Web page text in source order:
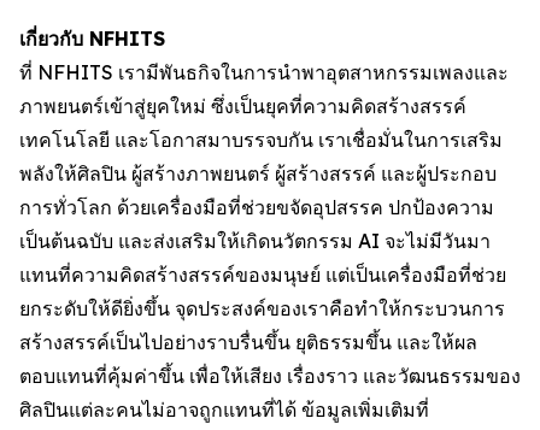
เกี่ยวกับ NFHITS
ที่ NFHITS เรามีพันธกิจในการนำพาอุตสาหกรรมเพลงและ
ภาพยนตร์เข้าสู่ยุคใหม่ ซึ่งเป็นยุคที่ความคิดสร้างสรรค์
เทคโนโลยี และโอกาสมาบรรจบกัน เราเชื่อมั่นในการเสริม
พลังให้ศิลปิน ผู้สร้างภาพยนตร์ ผู้สร้างสรรค์ และผู้ประกอบ
การทั่วโลก ด้วยเครื่องมือที่ช่วยขจัดอุปสรรค ปกป้องความ
เป็นต้นฉบับ และส่งเสริมให้เกิดนวัตกรรม AI จะไม่มีวันมา
แทนที่ความคิดสร้างสรรค์ของมนุษย์ แต่เป็นเครื่องมือที่ช่วย
ยกระดับให้ดียิ่งขึ้น จุดประสงค์ของเราคือทำให้กระบวนการ
สร้างสรรค์เป็นไปอย่างราบรื่นขึ้น ยุติธรรมขึ้น และให้ผล
ตอบแทนที่คุ้มค่าขึ้น เพื่อให้เสียง เรื่องราว และวัฒนธรรมของ
ศิลปินแต่ละคนไม่อาจถูกแทนที่ได้ ข้อมูลเพิ่มเติมที่